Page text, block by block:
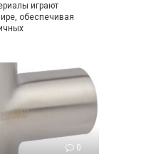
играют
обеспечивая
0